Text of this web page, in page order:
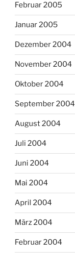
Februar 2005
Januar 2005
Dezember 2004
November 2004
Oktober 2004
September 2004
August 2004
Juli 2004
Juni 2004
Mai 2004
April 2004
März 2004
Februar 2004